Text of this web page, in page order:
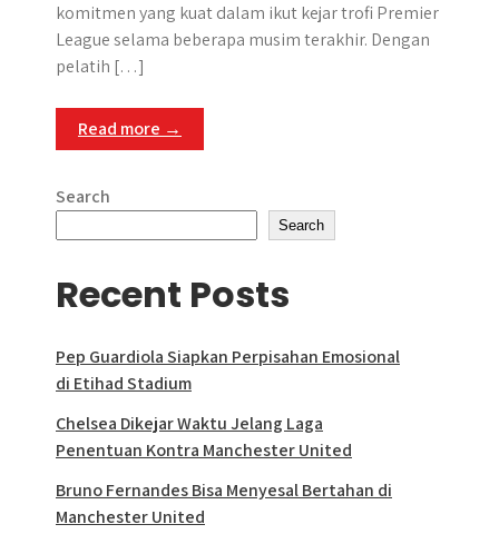
komitmen yang kuat dalam ikut kejar trofi Premier
League selama beberapa musim terakhir. Dengan
pelatih […]
Read more →
Search
Search
Recent Posts
Pep Guardiola Siapkan Perpisahan Emosional
di Etihad Stadium
Chelsea Dikejar Waktu Jelang Laga
Penentuan Kontra Manchester United
Bruno Fernandes Bisa Menyesal Bertahan di
Manchester United